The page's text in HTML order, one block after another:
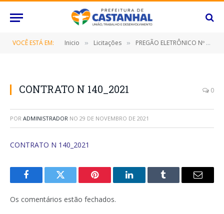
VOCÊ ESTÁ EM: Inicio » Licitações » PREGÃO ELETRÔNICO Nº 064/2021 (CONTRATAÇÃO DE EMPRESA ESPECIALIZADA PARA PRESTAÇÃO DE SERVIÇOS DE TRANSPORTE ESCOLAR PARA ALUNOS EM ZONEAMENTO RURAL DA REDE MUNICIPAL E ESTADUAL DE ENSINO)
CONTRATO N 140_2021 0
POR ADMINISTRADOR NO 29 DE NOVEMBRO DE 2021
CONTRATO N 140_2021
FacebookTwitter Pinterest O
Tumblr
E-
Os comentários estão fechados.